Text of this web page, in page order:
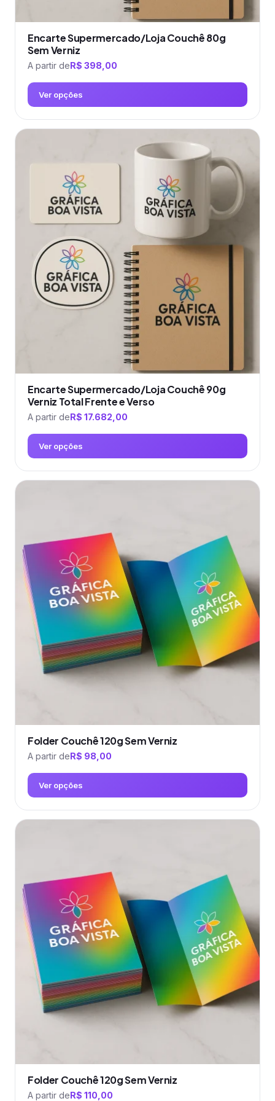
Encarte Supermercado/Loja Couchê 80g
Sem Verniz
A partir deR$ 398,00
Ver opções
Este
produto
opções
escolhidas
página
Encarte Supermercado/Loja Couchê 90g
Verniz Total Frente e Verso
A partir deR$ 17.682,00
Ver opções
Este
produto
variantes.
As
opções
podem
ser
escolhidas
página
produto
Folder Couchê 120g Sem Verniz
A partir deR$ 98,00
Ver opções
Este
produto
variantes.
As
opções
podem
ser
escolhidas
página
produto
Folder Couchê 120g Sem Verniz
A partir deR$ 110,00